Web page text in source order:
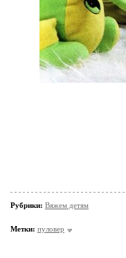
Рубрики: Вяжем детям
Метки: пуловер